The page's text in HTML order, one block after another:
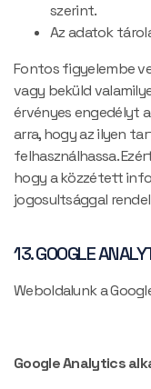
szerint.
Az adatok
Fontos figyelembe
vagy beküld
érvényes engedélyt
arra, hogy az ilyen
felhasználhassa.
hogy a közzétett
jogosultsággal
13. GOOGLE
Weboldalunk a
Google Analytics